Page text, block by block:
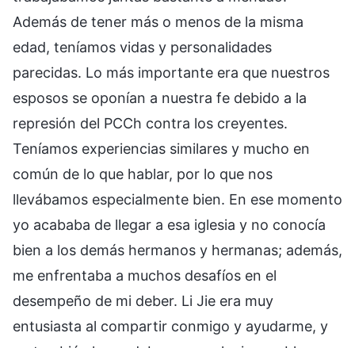
Además de tener más o menos de la misma
edad, teníamos vidas y personalidades
parecidas. Lo más importante era que nuestros
esposos se oponían a nuestra fe debido a la
represión del PCCh contra los creyentes.
Teníamos experiencias similares y mucho en
común de lo que hablar, por lo que nos
llevábamos especialmente bien. En ese momento
yo acababa de llegar a esa iglesia y no conocía
bien a los demás hermanos y hermanas; además,
me enfrentaba a muchos desafíos en el
desempeño de mi deber. Li Jie era muy
entusiasta al compartir conmigo y ayudarme, y